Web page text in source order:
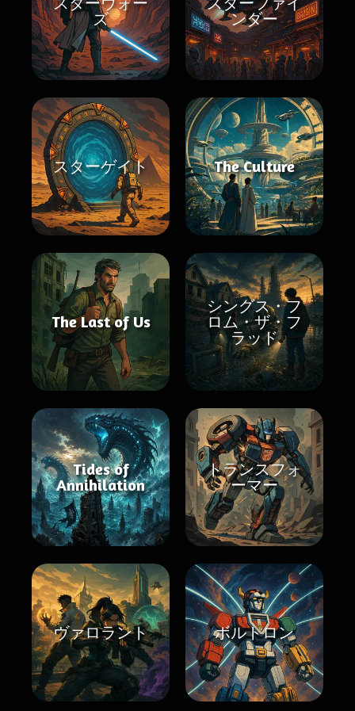
ズ
ンダー
スターゲイト The Culture
The Last of Us
シングス・フ
ロム・ザ・フ
ラッド
Tides of
Annihilation
トランスフォ
ーマー
ヴァロラント ボルトロン